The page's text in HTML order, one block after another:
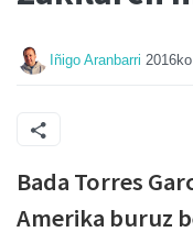
Iñigo Aranbarri
Bada Torres
Amerika buruz